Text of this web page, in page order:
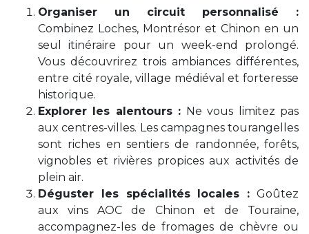
Organiser un circuit personnalisé :
Combinez Loches, Montrésor et Chinon en un
seul itinéraire pour un week-end prolongé.
Vous découvrirez trois ambiances différentes,
entre cité royale, village médiéval et forteresse
historique.
Explorer les alentours : Ne vous limitez pas
aux centres-villes. Les campagnes tourangelles
sont riches en sentiers de randonnée, forêts,
vignobles et rivières propices aux activités de
plein air.
Déguster les spécialités locales : Goûtez
aux vins AOC de Chinon et de Touraine,
accompagnez-les de fromages de chèvre ou